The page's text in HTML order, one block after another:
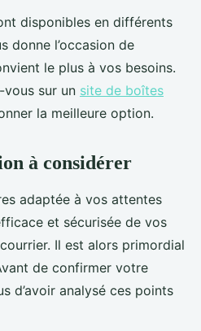
disponibles en différents
donne l’occasion de
le plus à vos besoins.
sur un site de boîtes
la meilleure option.
à considérer
adaptée à vos attentes
et sécurisée de vos
Il est alors primordial
de confirmer votre
d’avoir analysé ces points